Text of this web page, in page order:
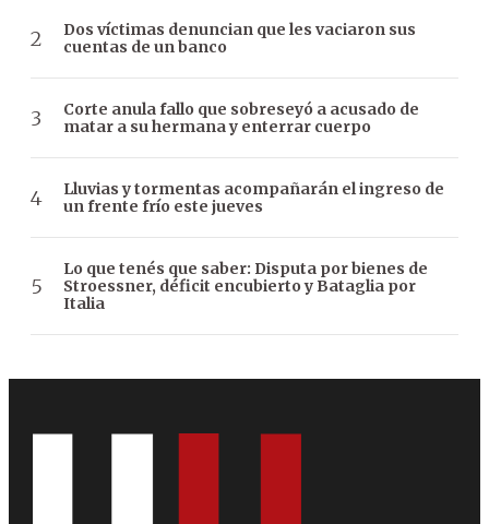
Dos víctimas denuncian que les vaciaron sus
cuentas de un banco
Corte anula fallo que sobreseyó a acusado de
matar a su hermana y enterrar cuerpo
Lluvias y tormentas acompañarán el ingreso de
un frente frío este jueves
Lo que tenés que saber: Disputa por bienes de
Stroessner, déficit encubierto y Bataglia por
Italia